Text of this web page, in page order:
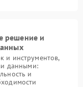
решение и
и инструментов,
данными:
и